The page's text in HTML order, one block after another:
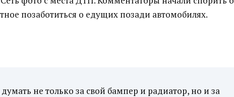
позаботиться о едущих позади автомобилях.
не только за свой бампер и радиатор, но и за